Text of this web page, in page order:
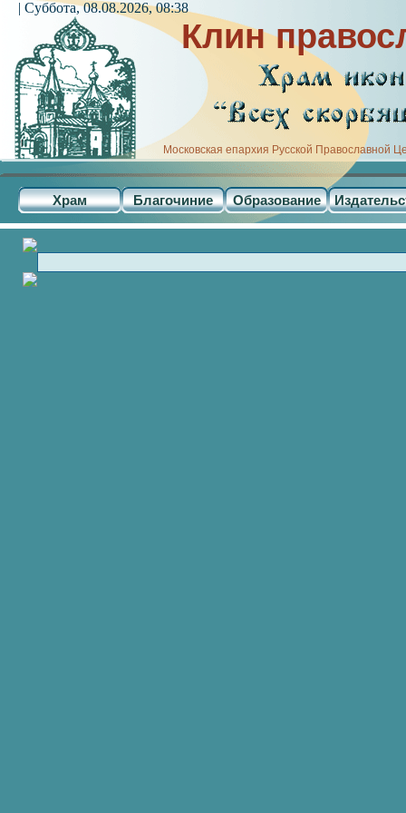
Клин
Московская епархия Русской Православной
Храм Благочиние Образование
| Суббота, 08.08.2026, 08:38